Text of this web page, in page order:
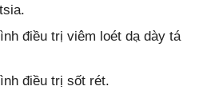
điều trị viêm loét dạ dày tá
điều trị sốt rét.